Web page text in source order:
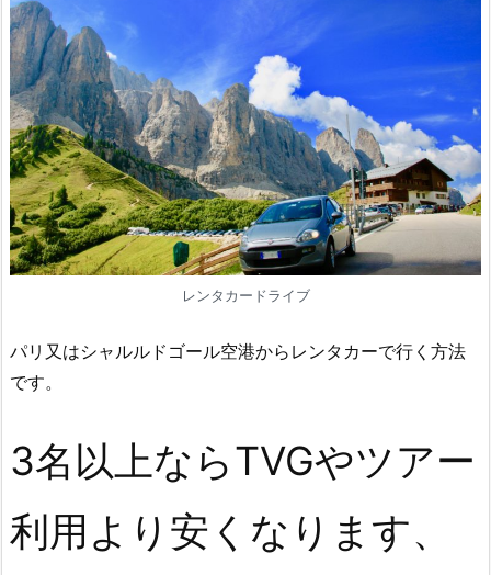
レンタカードライブ
パリ又はシャルルドゴール空港からレンタカーで行く方法
です。
3名以上ならTVGやツアー
利用より安くなります、